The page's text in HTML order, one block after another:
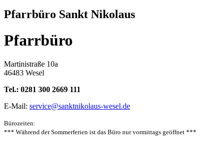
Pfarrbüro Sankt Nikolaus
Pfarrbüro
Martinistraße 10a
46483 Wesel
Tel.: 0281 300 2669 111
E-Mail: service@sanktnikolaus-wesel.de
Bürozeiten:
*** Während der Sommerferien ist das Büro nur vormittags geöffnet ***